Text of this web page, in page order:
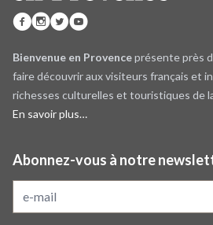
Bienvenue en Provenceprésente près
faire découvrir aux visiteurs français et
richesses culturelles et touristiques de
En savoir plus…
Abonnez-vous à notre